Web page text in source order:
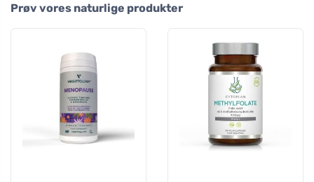
Prøv vores naturlige produkter